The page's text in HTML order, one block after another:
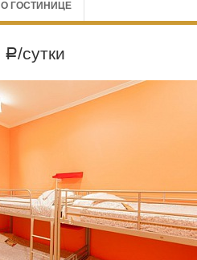
О ГОСТИНИЦЕ
Р/сутки